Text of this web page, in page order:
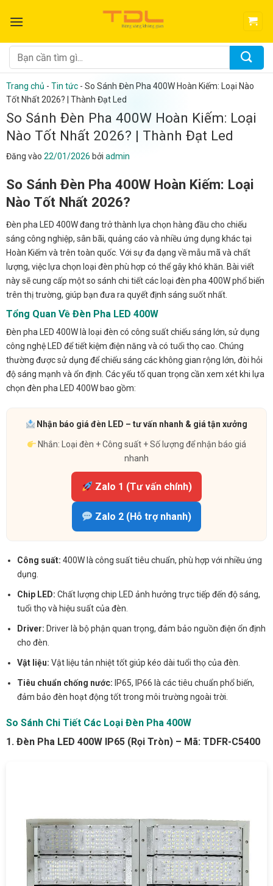
qua
dung
Tìm
kiếm:
Trang chủ - Tin tức - So Sánh Đèn Pha 400W Hoàn Kiếm: Loại Nào
Tốt Nhất 2026? | Thành Đạt Led
So Sánh Đèn Pha 400W Hoàn Kiếm: Loại
Nào Tốt Nhất 2026? | Thành Đạt Led
Đăng vào 22/01/2026 bởi admin
So Sánh Đèn Pha 400W Hoàn Kiếm: Loại
Nào Tốt Nhất 2026?
Đèn pha LED 400W đang trở thành lựa chọn hàng đầu cho chiếu
sáng công nghiệp, sân bãi, quảng cáo và nhiều ứng dụng khác tại
Hoàn Kiếm và trên toàn quốc. Với sự đa dạng về mẫu mã và chất
lượng, việc lựa chọn loại đèn phù hợp có thể gây khó khăn. Bài viết
này sẽ cung cấp một so sánh chi tiết các loại đèn pha 400W phổ biến
trên thị trường, giúp bạn đưa ra quyết định sáng suốt nhất.
Tổng Quan Về Đèn Pha LED 400W
Đèn pha LED 400W là loại đèn có công suất chiếu sáng lớn, sử dụng
công nghệ LED để tiết kiệm điện năng và có tuổi thọ cao. Chúng
thường được sử dụng để chiếu sáng các không gian rộng lớn, đòi hỏi
độ sáng mạnh và ổn định. Các yếu tố quan trọng cần xem xét khi lựa
chọn đèn pha LED 400W bao gồm:
Nhận báo giá đèn LED – tư vấn nhanh & giá tận xưởng
Nhắn: Loại đèn + Công suất + Số lượng để nhận báo giá
nhanh
Zalo 1 (Tư vấn chính)
Zalo 2 (Hỗ trợ nhanh)
Công suất: 400W là công suất tiêu chuẩn, phù hợp với nhiều ứng
dụng.
Chip LED: Chất lượng chip LED ảnh hưởng trực tiếp đến độ sáng,
tuổi thọ và hiệu suất của đèn.
Driver: Driver là bộ phận quan trọng, đảm bảo nguồn điện ổn định
cho đèn.
Vật liệu: Vật liệu tản nhiệt tốt giúp kéo dài tuổi thọ của đèn.
Tiêu chuẩn chống nước: IP65, IP66 là các tiêu chuẩn phổ biến,
đảm bảo đèn hoạt động tốt trong môi trường ngoài trời.
So Sánh Chi Tiết Các Loại Đèn Pha 400W
1. Đèn Pha LED 400W IP65 (Rọi Tròn) – Mã: TDFR-C5400